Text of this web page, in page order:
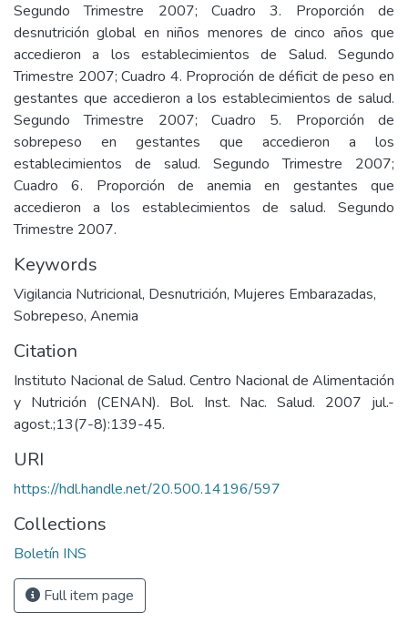
Segundo Trimestre 2007; Cuadro 3. Proporción de
desnutrición global en niños menores de cinco años que
accedieron a los establecimientos de Salud. Segundo
Trimestre 2007; Cuadro 4. Proproción de déficit de peso en
gestantes que accedieron a los establecimientos de salud.
Segundo Trimestre 2007; Cuadro 5. Proporción de
sobrepeso en gestantes que accedieron a los
establecimientos de salud. Segundo Trimestre 2007;
Cuadro 6. Proporción de anemia en gestantes que
accedieron a los establecimientos de salud. Segundo
Trimestre 2007.
Keywords
Vigilancia Nutricional, Desnutrición, Mujeres Embarazadas,
Sobrepeso, Anemia
Citation
Instituto Nacional de Salud. Centro Nacional de Alimentación
y Nutrición (CENAN). Bol. Inst. Nac. Salud. 2007 jul.-
agost.;13(7-8):139-45.
URI
https://hdl.handle.net/20.500.14196/597
Collections
Boletín INS
Full item page